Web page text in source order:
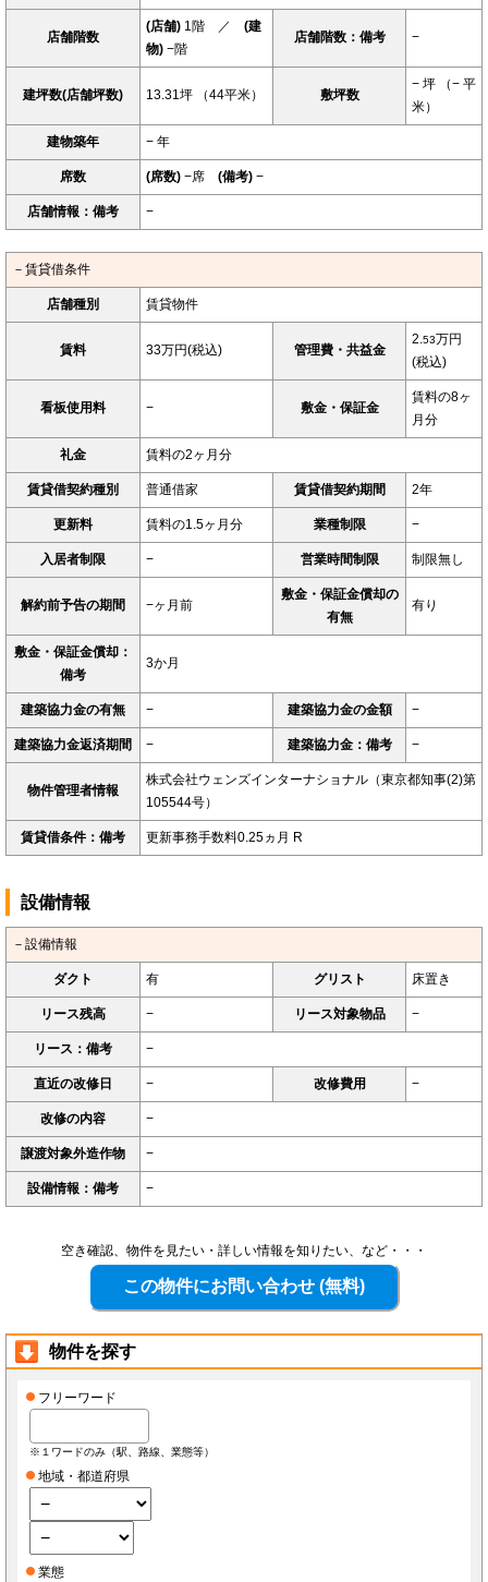
店舗階数
(店舗) 1階 ／ (建
物) −階
店舗階数：備考 −
建坪数(店舗坪数) 13.31坪 （44平米） 敷坪数
− 坪 （− 平
米）
建物築年 − 年
席数 (席数) −席 (備考) −
店舗情報：備考 −
－賃貸借条件
店舗種別 賃貸物件
賃料 33万円(税込) 管理費・共益金
2.53万円
(税込)
看板使用料 − 敷金・保証金
賃料の8ヶ
月分
礼金 賃料の2ヶ月分
賃貸借契約種別 普通借家 賃貸借契約期間 2年
更新料 賃料の1.5ヶ月分 業種制限 −
入居者制限 − 営業時間制限 制限無し
解約前予告の期間 −ヶ月前
敷金・保証金償却の
有無
有り
敷金・保証金償却：
備考
3か月
建築協力金の有無 − 建築協力金の金額 −
建築協力金返済期間 − 建築協力金：備考 −
物件管理者情報
株式会社ウェンズインターナショナル（東京都知事(2)第
105544号）
賃貸借条件：備考 更新事務手数料0.25ヵ月 R
設備情報
－設備情報
ダクト 有 グリスト 床置き
リース残高 − リース対象物品 −
リース：備考 −
直近の改修日 − 改修費用 −
改修の内容 −
譲渡対象外造作物 −
設備情報：備考 −
空き確認、物件を見たい・詳しい情報を知りたい、など・・・
物件を探す
フリーワード
※１ワードのみ（駅、路線、業態等）
地域・都道府県
業態